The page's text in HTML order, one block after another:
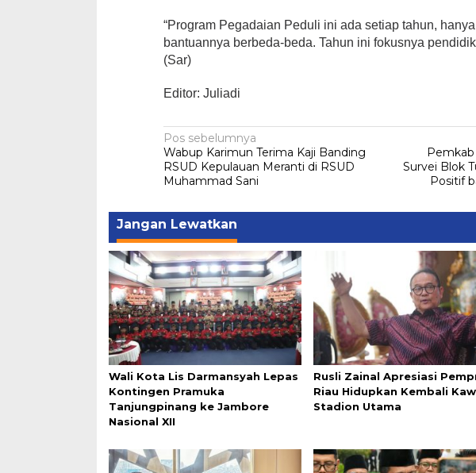
“Program Pegadaian Peduli ini ada setiap tahun,
bantuannya berbeda-beda. Tahun ini fokusnya
(Sar)
Editor: Juliadi
Navigasi
pos
Pos sebelumnya
Wabup Karimun Terima Kaji Banding
RSUD Kepulauan Meranti di RSUD
Muhammad Sani
Survei Blok
Positif
Jangan Lewatkan
Wali Kota Lis Darmansyah Lepas
Kontingen Pramuka
Tanjungpinang ke Jambore
Nasional XII
Rusli Zainal Apresiasi
Riau Hidupkan Kembali
Stadion Utama